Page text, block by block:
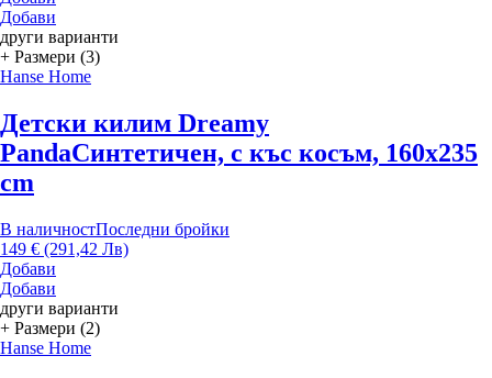
Добави
други варианти
+ Размери (3)
Hanse Home
Детски килим Dreamy
PandaСинтетичен, с къс косъм, 160x235
cm
В наличностПоследни бройки
149 € (291,42 Лв)
Добави
Добави
други варианти
+ Размери (2)
Hanse Home